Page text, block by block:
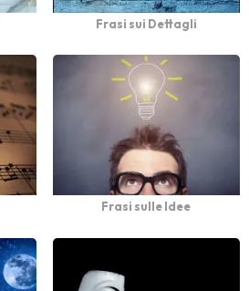
Frasi sui Dettagli
Frasi sulle Idee